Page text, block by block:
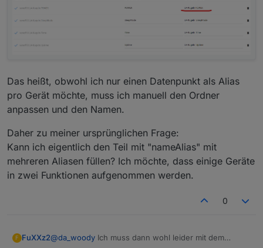
Das heißt, obwohl ich nur einen Datenpunkt als Alias
pro Gerät möchte, muss ich manuell den Ordner
anpassen und den Namen.
Daher zu meiner ursprünglichen Frage:
Kann ich eigentlich den Teil mit "nameAlias" mit
mehreren Aliasen füllen? Ich möchte, dass einige Geräte
in zwei Funktionen aufgenommen werden.
0
F FuXXz2@da_woody Ich muss dann wohl leider mit dem